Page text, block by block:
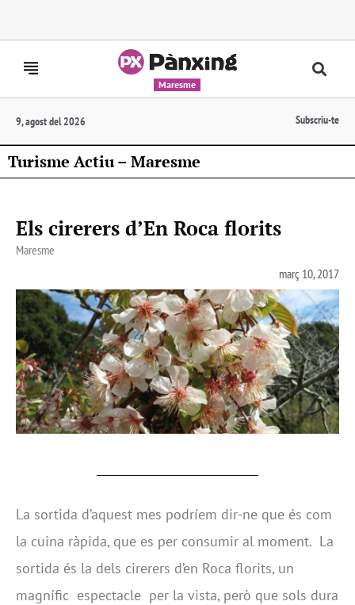
Maresme
9, agost del 2026 Subscriu-te
Turisme Actiu – Maresme
Els cirerers d’En Roca florits
Maresme
març 10, 2017
La sortida d’aquest mes podríem dir-ne que és com
la cuina ràpida, que es per consumir al moment. La
sortida és la dels cirerers d’en Roca florits, un
magnífic espectacle per la vista, però que sols dura